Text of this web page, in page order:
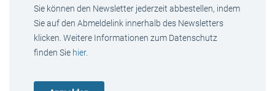
Sie können den Newsletter jederzeit abbestellen, indem
Sie auf den Abmeldelink innerhalb des Newsletters
klicken. Weitere Informationen zum Datenschutz
finden Sie hier.